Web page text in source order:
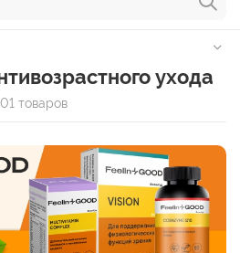
ухода
товаров